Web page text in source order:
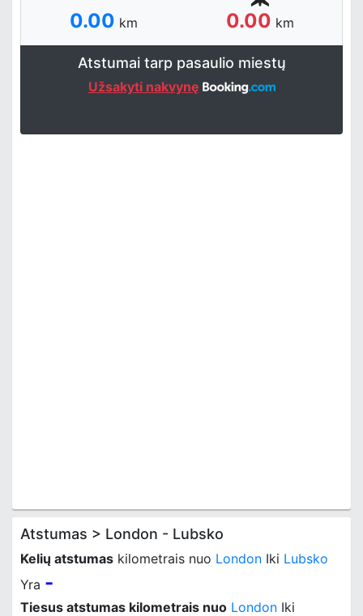
0.00 km 0.00 km
Atstumai tarp pasaulio miestų
Užsakyti nakvynę
Atstumas > London - Lubsko
Kelių atstumas kilometrais nuo London Iki Lubsko
Yra -
Tiesus atstumas kilometrais nuo London Iki